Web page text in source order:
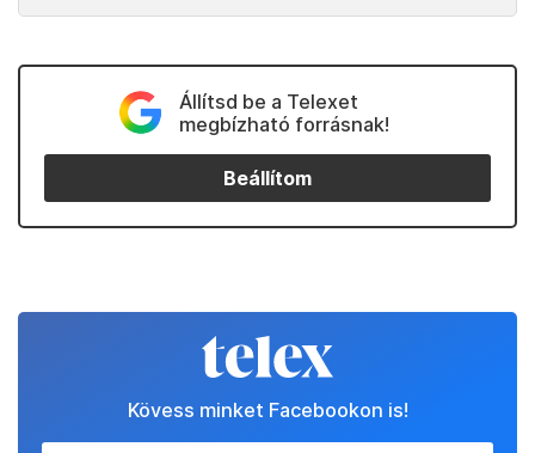
Állítsd be a Telexet
megbízható forrásnak!
Beállítom
Kövess minket Facebookon is!